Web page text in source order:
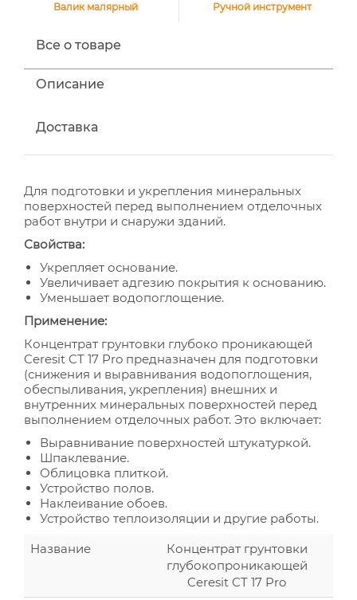
Валик малярный Ручной инструмент
Все о товаре
Описание
Доставка
Для подготовки и укрепления минеральных
поверхностей перед выполнением отделочных
работ внутри и снаружи зданий.
Свойства:
Укрепляет основание.
Увеличивает адгезию покрытия к основанию.
Уменьшает водопоглощение.
Применение:
Концентрат грунтовки глубоко проникающей
Ceresit CT 17 Pro предназначен для подготовки
(снижения и выравнивания водопоглощения,
обеспыливания, укрепления) внешних и
внутренних минеральных поверхностей перед
выполнением отделочных работ. Это включает:
Выравнивание поверхностей штукатуркой.
Шпаклевание.
Облицовка плиткой.
Устройство полов.
Наклеивание обоев.
Устройство теплоизоляции и другие работы.
Название
Концентрат грунтовки
глубокопроникающей
Ceresit CT 17 Pro